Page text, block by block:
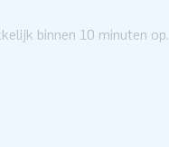
binnen 10 minuten op.
gemakkelijk te